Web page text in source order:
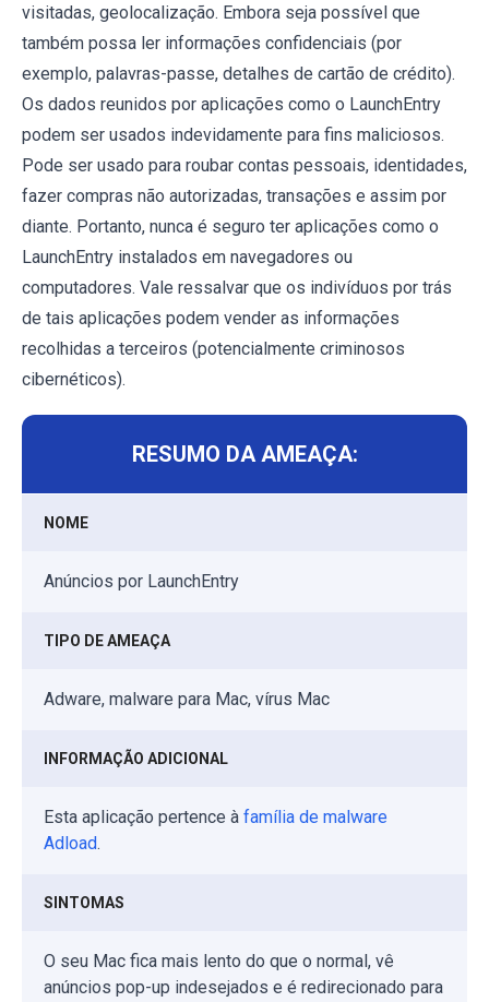
visitadas, geolocalização. Embora seja possível que
também possa ler informações confidenciais (por
exemplo, palavras-passe, detalhes de cartão de crédito).
Os dados reunidos por aplicações como o LaunchEntry
podem ser usados ​​indevidamente para fins maliciosos.
Pode ser usado para roubar contas pessoais, identidades,
fazer compras não autorizadas, transações e assim por
diante. Portanto, nunca é seguro ter aplicações como o
LaunchEntry instalados em navegadores ou
computadores. Vale ressalvar que os indivíduos por trás
de tais aplicações podem vender as informações
recolhidas a terceiros (potencialmente criminosos
cibernéticos).
RESUMO DA AMEAÇA:
NOME
Anúncios por LaunchEntry
TIPO DE AMEAÇA
Adware, malware para Mac, vírus Mac
INFORMAÇÃO ADICIONAL
Esta aplicação pertence à família de malware
Adload.
SINTOMAS
O seu Mac fica mais lento do que o normal, vê
anúncios pop-up indesejados e é redirecionado para